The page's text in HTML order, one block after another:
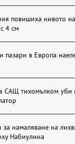
повишиха нивото
4 см
пазари в Европа
САЩ тихомълком уби
за намаляване на
Набиулина